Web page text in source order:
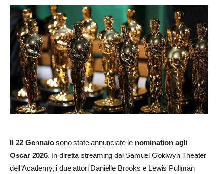
Il 22 Gennaio sono state annunciate le nomination agli
Oscar 2026. In diretta streaming dal Samuel Goldwyn Theater
dell’Academy, i due attori Danielle Brooks e Lewis Pullman